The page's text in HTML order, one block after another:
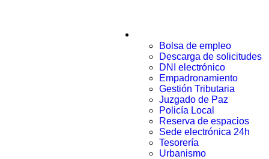
Bolsa de empleo
Descarga de solicitudes
DNI electrónico
Empadronamiento
Gestión Tributaria
Juzgado de Paz
Policía Local
Reserva de espacios
Sede electrónica 24h
Tesorería
Urbanismo